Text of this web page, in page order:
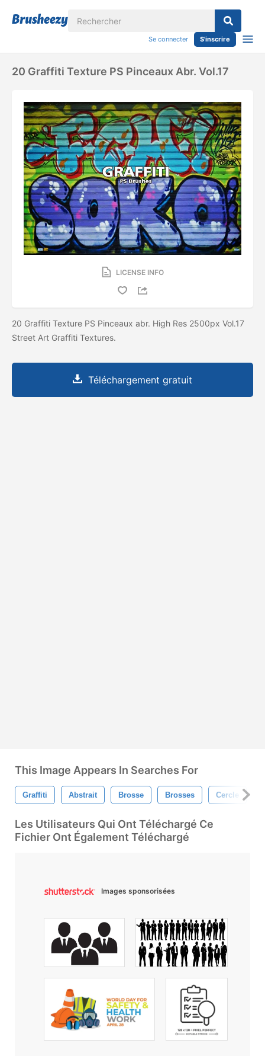
Se connecter S'inscrire
20 Graffiti Texture PS Pinceaux Abr. Vol.17
LICENSE INFO
20 Graffiti Texture PS Pinceaux abr. High Res 2500px Vol.17
Street Art Graffiti Textures.
Téléchargement gratuit
This Image Appears In Searches For
Graffiti Abstrait Brosse Brosses Cercle
Les Utilisateurs Qui Ont Téléchargé Ce
Fichier Ont Également Téléchargé
Images sponsorisées